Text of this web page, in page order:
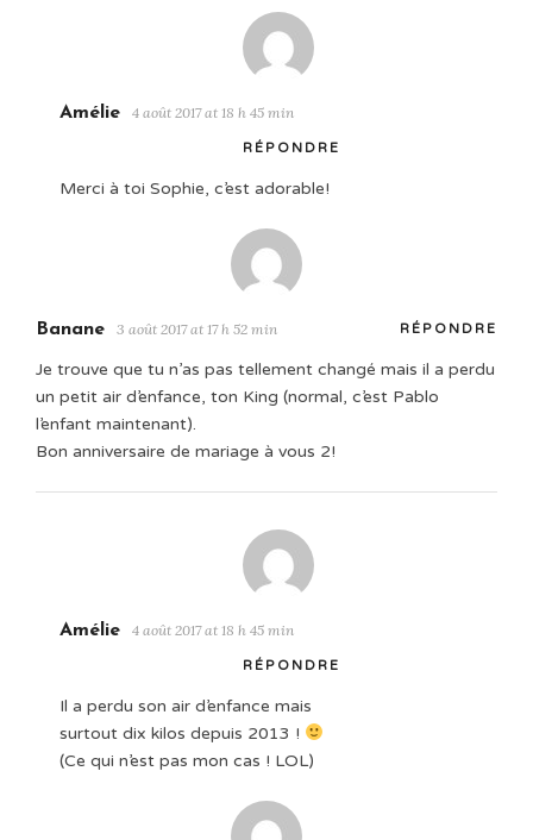
Amélie 4 août 2017 at 18 h 45 min
RÉPONDRE
Merci à toi Sophie, c’est adorable!
Banane 3 août 2017 at 17 h 52 min RÉPONDRE
Je trouve que tu n’as pas tellement changé mais il a perdu
un petit air d’enfance, ton King (normal, c’est Pablo
l’enfant maintenant).
Bon anniversaire de mariage à vous 2!
Amélie 4 août 2017 at 18 h 45 min
RÉPONDRE
Il a perdu son air d’enfance mais
surtout dix kilos depuis 2013 !
(Ce qui n’est pas mon cas ! LOL)